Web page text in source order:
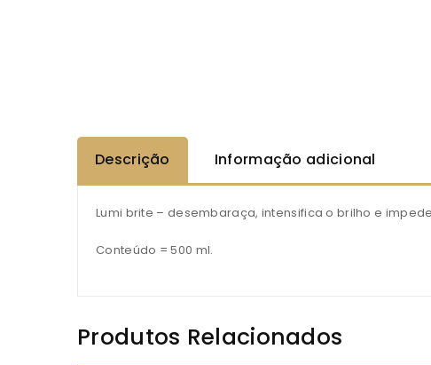
Descrição Informação adicional
Lumi brite – desembaraça, intensifica o brilho e
Conteúdo = 500 ml.
Produtos Relacionados